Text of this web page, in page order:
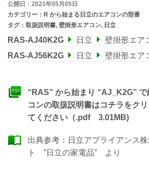
公開日：2021年05月05日
カテゴリー： R から始まる日立のエアコンの型番
タグ： 取扱説明書, 壁掛形エアコン, 日立
RAS-AJ40K2G 日立 壁掛形エア
RAS-AJ56K2G
日立 壁掛形エア
“RAS” から始まり “AJ_K2G”
コンの取扱説明書はコチラをク
てください（.pdf 3.01MB)
出典参考： 日立アプライアンス
ト ”日立の家電品” より